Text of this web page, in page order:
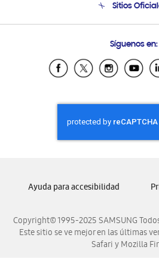
Soporte vía
Sitios
Samsung
Samsung El
Samsung
Samsung
Samsung
Samsung
Síguenos en:
Copyright© 1995-2025 SAMSUNG
Este sitio se ve mejor en las últimas
Safari y Mozilla
Ayuda para accesibilidad